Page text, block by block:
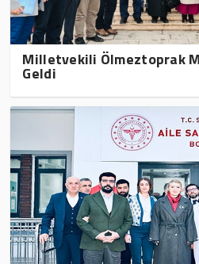
Milletvekili Ölmeztoprak
Geldi